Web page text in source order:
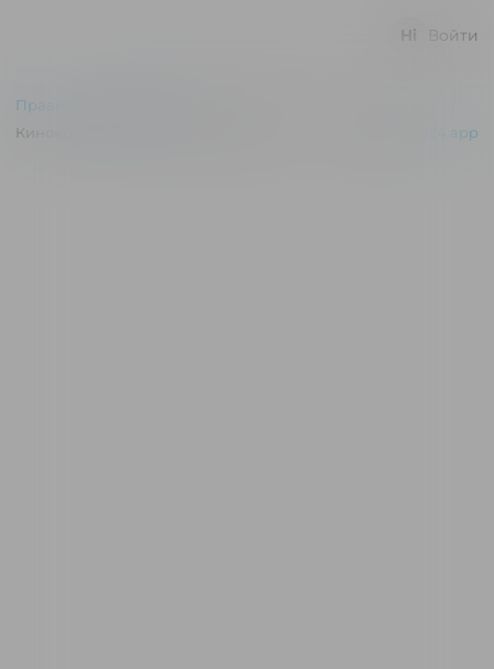
Войти
Правила и соглашения
Киноконцертный зал "Эльдар" © 2026
p24.app